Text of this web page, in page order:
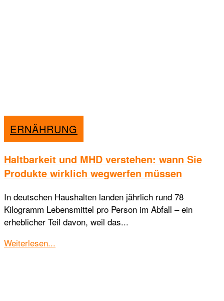
ERNÄHRUNG
Haltbarkeit und MHD verstehen: wann Sie
Produkte wirklich wegwerfen müssen
In deutschen Haushalten landen jährlich rund 78
Kilogramm Lebensmittel pro Person im Abfall – ein
erheblicher Teil davon, weil das...
Weiterlesen...